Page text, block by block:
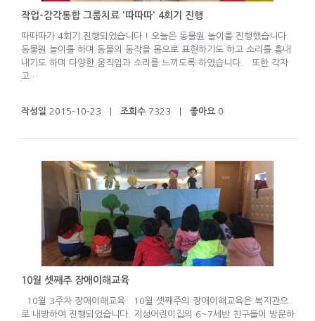
작업-감각통합 그룹치료 '따따따' 4회기 진행
따따따가 4회기 진행되었습니다 ! 오늘은 동물원 놀이를 진행했습니다.
동물원 놀이를 하며 동물의 동작을 몸으로 표현하기도 하고 소리를 흉내
내기도 하며 다양한 움직임과 소리를 느끼도록 하였습니다. 또한 각자
고…
작성일 2015-10-23 | 조회수7323 | 좋아요0
10월 셋째주 장애이해교육
10월 3주차 장애이해교육 10월 셋째주의 장애이해교육은 복지관으
로 내방하여 진행되었습니다. 지성어린이집의 6~7세반 친구들이 방문하